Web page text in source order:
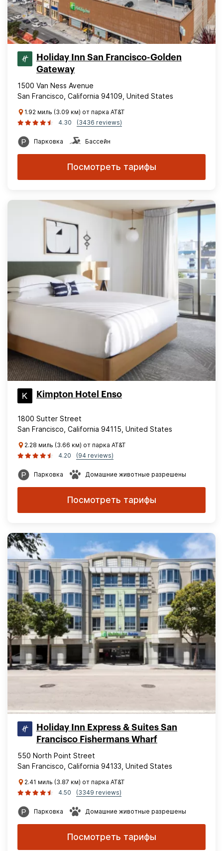
Holiday Inn San Francisco-Golden
Gateway
1500 Van Ness Avenue
San Francisco, California 94109, United States
1.92 миль (3.09 км) от парка AT&T
4.30
(3436 reviews)
Парковка Бассейн
Посмотреть тарифы
Kimpton Hotel Enso
1800 Sutter Street
San Francisco, California 94115, United States
2.28 миль (3.66 км) от парка AT&T
4.20
(94 reviews)
Парковка Домашние животные разрешены
Посмотреть тарифы
Holiday Inn Express & Suites San
Francisco Fishermans Wharf
550 North Point Street
San Francisco, California 94133, United States
2.41 миль (3.87 км) от парка AT&T
4.50
(3349 reviews)
Парковка Домашние животные разрешены
Посмотреть тарифы